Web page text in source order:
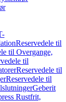
Reservedele til
til Overgange,
til
Reservedele til
Reservedele til
Geberit
Rustfrit,